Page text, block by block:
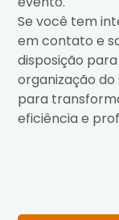
Se você tem
em contato e
disposição
organização do
para
eficiência e